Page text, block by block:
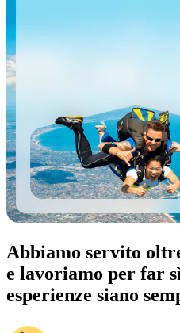
Abbiamo servito
e lavoriamo per far
esperienze siano